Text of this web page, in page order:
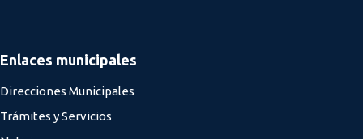
Enlaces municipales
Direcciones Municipales
Trámites y Servicios